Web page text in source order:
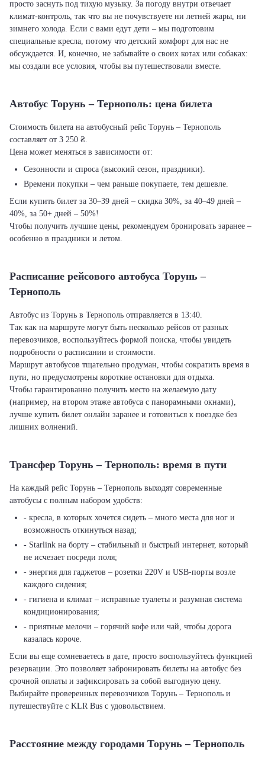
просто заснуть под тихую музыку. За погоду внутри отвечает
климат-контроль, так что вы не почувствуете ни летней жары, ни
зимнего холода. Если с вами едут дети – мы подготовим
специальные кресла, потому что детский комфорт для нас не
обсуждается. И, конечно, не забывайте о своих котах или собаках:
мы создали все условия, чтобы вы путешествовали вместе.
Автобус Торунь – Тернополь: цена билета
Стоимость билета на автобусный рейс Торунь – Тернополь
составляет от 3 250 ₴.
Цена может меняться в зависимости от:
Сезонности и спроса (высокий сезон, праздники).
Времени покупки – чем раньше покупаете, тем дешевле.
Если купить билет за 30–39 дней – скидка 30%, за 40–49 дней –
40%, за 50+ дней – 50%!
Чтобы получить лучшие цены, рекомендуем бронировать заранее –
особенно в праздники и летом.
Расписание рейсового автобуса Торунь –
Тернополь
Автобус из Торунь в Тернополь отправляется в 13:40.
Так как на маршруте могут быть несколько рейсов от разных
перевозчиков, воспользуйтесь формой поиска, чтобы увидеть
подробности о расписании и стоимости.
Маршрут автобусов тщательно продуман, чтобы сократить время в
пути, но предусмотрены короткие остановки для отдыха.
Чтобы гарантированно получить место на желаемую дату
(например, на втором этаже автобуса с панорамными окнами),
лучше купить билет онлайн заранее и готовиться к поездке без
лишних волнений.
Трансфер Торунь – Тернополь: время в пути
На каждый рейс Торунь – Тернополь выходят современные
автобусы с полным набором удобств:
- кресла, в которых хочется сидеть – много места для ног и
возможность откинуться назад;
- Starlink на борту – стабильный и быстрый интернет, который
не исчезает посреди поля;
- энергия для гаджетов – розетки 220V и USB-порты возле
каждого сидения;
- гигиена и климат – исправные туалеты и разумная система
кондиционирования;
- приятные мелочи – горячий кофе или чай, чтобы дорога
казалась короче.
Если вы еще сомневаетесь в дате, просто воспользуйтесь функцией
резервации. Это позволяет забронировать билеты на автобус без
срочной оплаты и зафиксировать за собой выгодную цену.
Выбирайте проверенных перевозчиков Торунь – Тернополь и
путешествуйте с KLR Bus с удовольствием.
Расстояние между городами Торунь – Тернополь